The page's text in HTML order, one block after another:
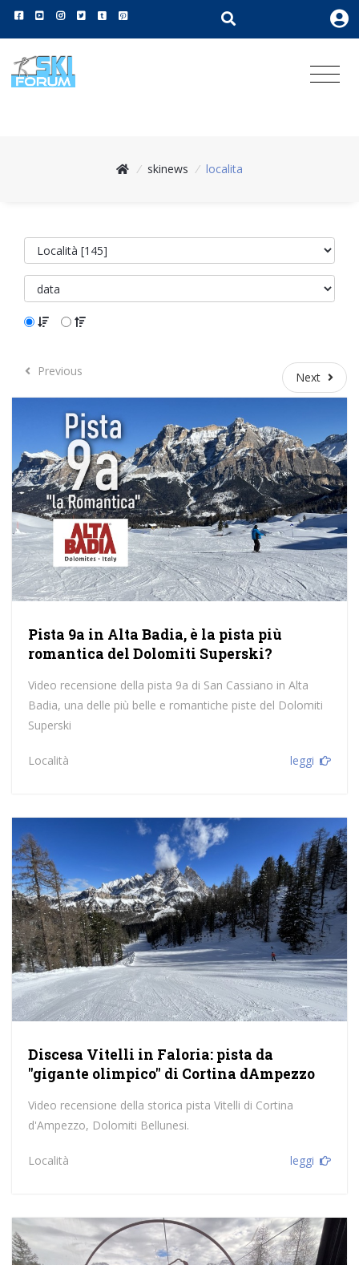
/ skinews / localita
PreviousPrevious Next Next
Pista 9a in Alta Badia, è la pista più
romantica del Dolomiti Superski?
Video recensione della pista 9a di San Cassiano in Alta
Badia, una delle più belle e romantiche piste del Dolomiti
Superski
Località leggi
Discesa Vitelli in Faloria: pista da
"gigante olimpico" di Cortina dAmpezzo
Video recensione della storica pista Vitelli di Cortina
d'Ampezzo, Dolomiti Bellunesi.
Località leggi